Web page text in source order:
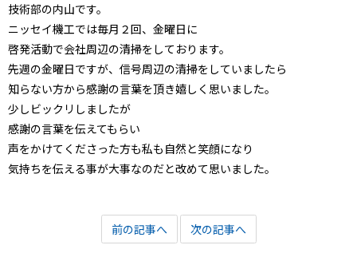
技術部の内山です。
ニッセイ機工では毎月２回、金曜日に
啓発活動で会社周辺の清掃をしております。
先週の金曜日ですが、信号周辺の清掃をしていましたら
知らない方から感謝の言葉を頂き嬉しく思いました。
少しビックリしましたが
感謝の言葉を伝えてもらい
声をかけてくださった方も私も自然と笑顔になり
気持ちを伝える事が大事なのだと改めて思いました。
前の記事へ 次の記事へ